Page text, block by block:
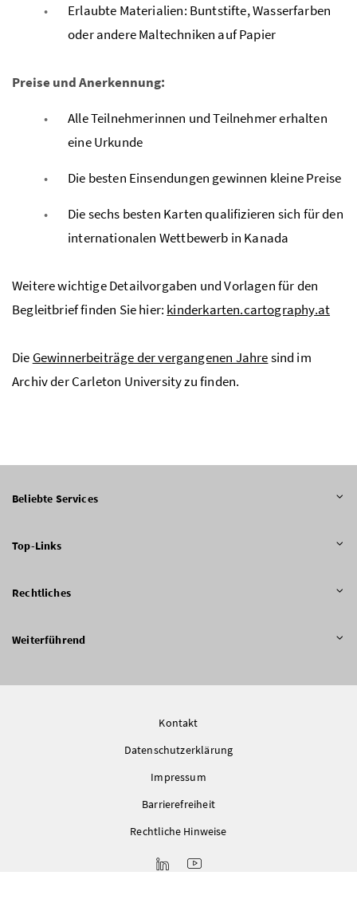
Erlaubte Materialien: Buntstifte, Wasserfarben
oder andere Maltechniken auf Papier
Preise und Anerkennung:
Alle Teilnehmerinnen und Teilnehmer erhalten
eine Urkunde
Die besten Einsendungen gewinnen kleine Preise
Die sechs besten Karten qualifizieren sich für den
internationalen Wettbewerb in Kanada
Weitere wichtige Detailvorgaben und Vorlagen für den
Begleitbrief finden Sie hier: kinderkarten.cartography.at
Die Gewinnerbeiträge der vergangenen Jahresind im
Archiv der Carleton University zu finden.
Beliebte Services
Top-Links
Rechtliches
Weiterführend
Kontakt
Datenschutzerklärung
Impressum
Barrierefreiheit
Rechtliche Hinweise
LinkedInYoutube